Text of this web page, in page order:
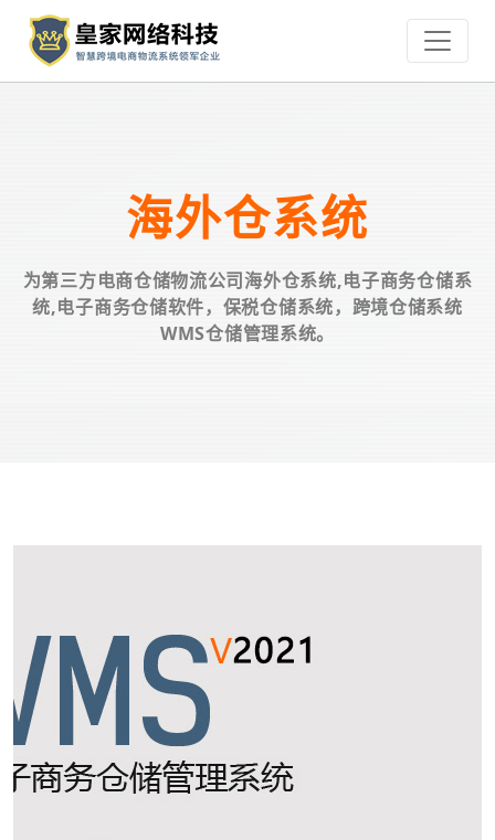
海外仓系统
为第三方电商仓储物流公司海外仓系统,电子商务仓储系
统,电子商务仓储软件，保税仓储系统，跨境仓储系统
WMS仓储管理系统。